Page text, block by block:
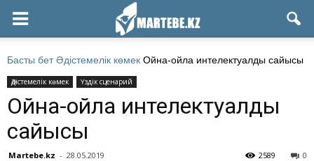
Басты бет Әдістемелік көмек Ойна-ойла интелектуалды сайысы
Әдістемелік көмек Үздік сценарий
Ойна-ойла интелектуалды
сайысы
Martebe.kz - 28.05.2019 0
2589